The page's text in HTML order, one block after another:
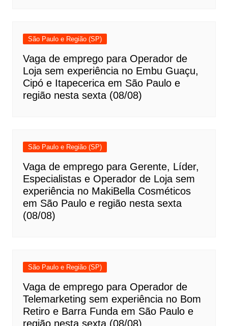
São Paulo e Região (SP)
Vaga de emprego para Operador de
Loja sem experiência no Embu Guaçu,
Cipó e Itapecerica em São Paulo e
região nesta sexta (08/08)
São Paulo e Região (SP)
Vaga de emprego para Gerente, Líder,
Especialistas e Operador de Loja sem
experiência no MakiBella Cosméticos
em São Paulo e região nesta sexta
(08/08)
São Paulo e Região (SP)
Vaga de emprego para Operador de
Telemarketing sem experiência no Bom
Retiro e Barra Funda em São Paulo e
região nesta sexta (08/08)